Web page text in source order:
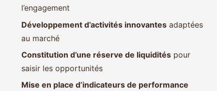
l’engagement
Développement d’activités innovantes adaptées
au marché
Constitution d’une réserve de liquidités pour
saisir les opportunités
Mise en place d’indicateurs de performance